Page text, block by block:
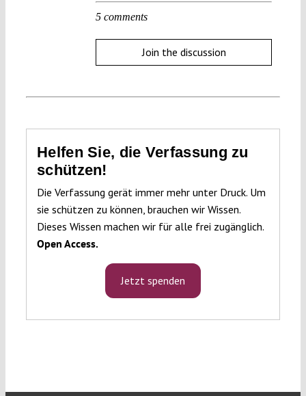
5 comments
Join the discussion
Helfen Sie, die Verfassung zu
schützen!
Die Verfassung gerät immer mehr unter Druck. Um
sie schützen zu können, brauchen wir Wissen.
Dieses Wissen machen wir für alle frei zugänglich.
Open Access.
Jetzt spenden